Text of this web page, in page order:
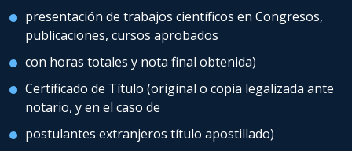
presentación de trabajos científicos en Congresos,
publicaciones, cursos aprobados
con horas totales y nota final obtenida)
Certificado de Título (original o copia legalizada ante
notario, y en el caso de
postulantes extranjeros título apostillado)